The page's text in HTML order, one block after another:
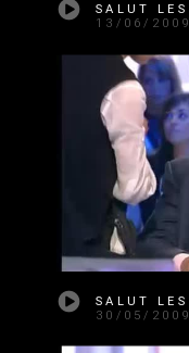
13/06/2009
30/05/2009